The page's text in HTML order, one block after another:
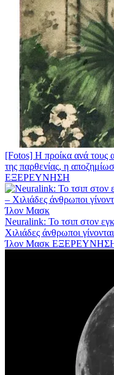
[Fotos] Η προίκα ανά τους
της παρθενίας, η
ΕΞΕΡΕΥΝΗΣΗ
Neuralink: Το τσιπ στον
Χιλιάδες άνθρωποι
Ίλον Μασκ